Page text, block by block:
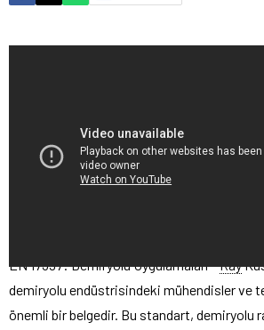
EN 17397: Demiryolu Uygulamaları –Ray
demiryolu endüstrisindeki mühendisler ve
önemli bir belgedir. Bu standart, demiryolu